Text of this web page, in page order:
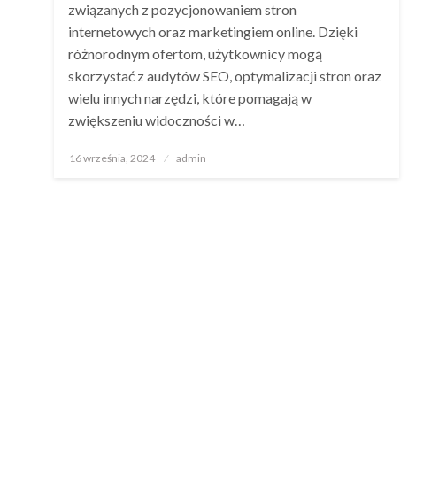
związanych z pozycjonowaniem stron
internetowych oraz marketingiem online. Dzięki
różnorodnym ofertom, użytkownicy mogą
skorzystać z audytów SEO, optymalizacji stron oraz
wielu innych narzędzi, które pomagają w
zwiększeniu widoczności w…
Opublikowane
16 września, 2024 admin